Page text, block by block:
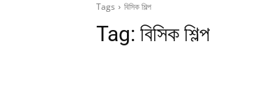
Tags বিসিক শিল্প
Tag: বিসিক শিল্প